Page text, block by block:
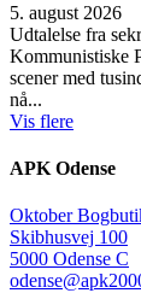
5. august 2026
Udtalelse fra
Kommunistiske
scener med
nå...
Vis flere
APK Odense
Oktober
Skibhusvej 100
5000 Odense C